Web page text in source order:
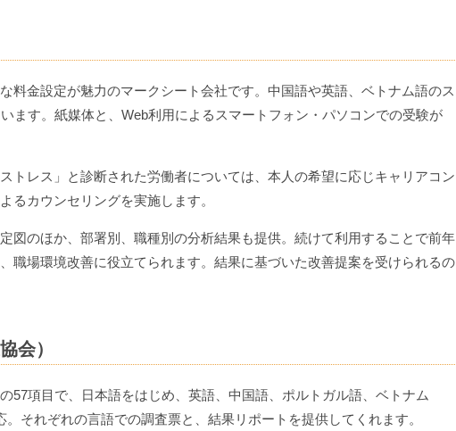
料金設定が魅力のマークシート会社です。中国語や英語、ベトナム語のス
ます。紙媒体と、Web利用によるスマートフォン・パソコンでの受験が
トレス」と診断された労働者については、本人の希望に応じキャリアコン
るカウンセリングを実施します。
図のほか、部署別、職種別の分析結果も提供。続けて利用することで前年
職場環境改善に役立てられます。結果に基づいた改善提案を受けられるの
会）
57項目で、日本語をはじめ、英語、中国語、ポルトガル語、ベトナム
それぞれの言語での調査票と、結果リポートを提供してくれます。